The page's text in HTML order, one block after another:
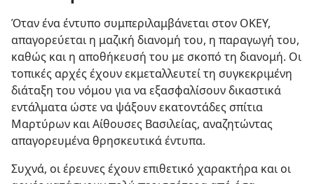
Όταν ένα έντυπο συμπεριλαμβάνεται στον ΟΚΕΥ,
απαγορεύεται η μαζική διανομή του, η παραγωγή του,
καθώς και η αποθήκευσή του με σκοπό τη διανομή. Οι
τοπικές αρχές έχουν εκμεταλλευτεί τη συγκεκριμένη
διάταξη του νόμου για να εξασφαλίσουν δικαστικά
εντάλματα ώστε να ψάξουν εκατοντάδες σπίτια
Μαρτύρων και Αίθουσες Βασιλείας, αναζητώντας
απαγορευμένα θρησκευτικά έντυπα.
Συχνά, οι έρευνες έχουν επιθετικό χαρακτήρα και οι